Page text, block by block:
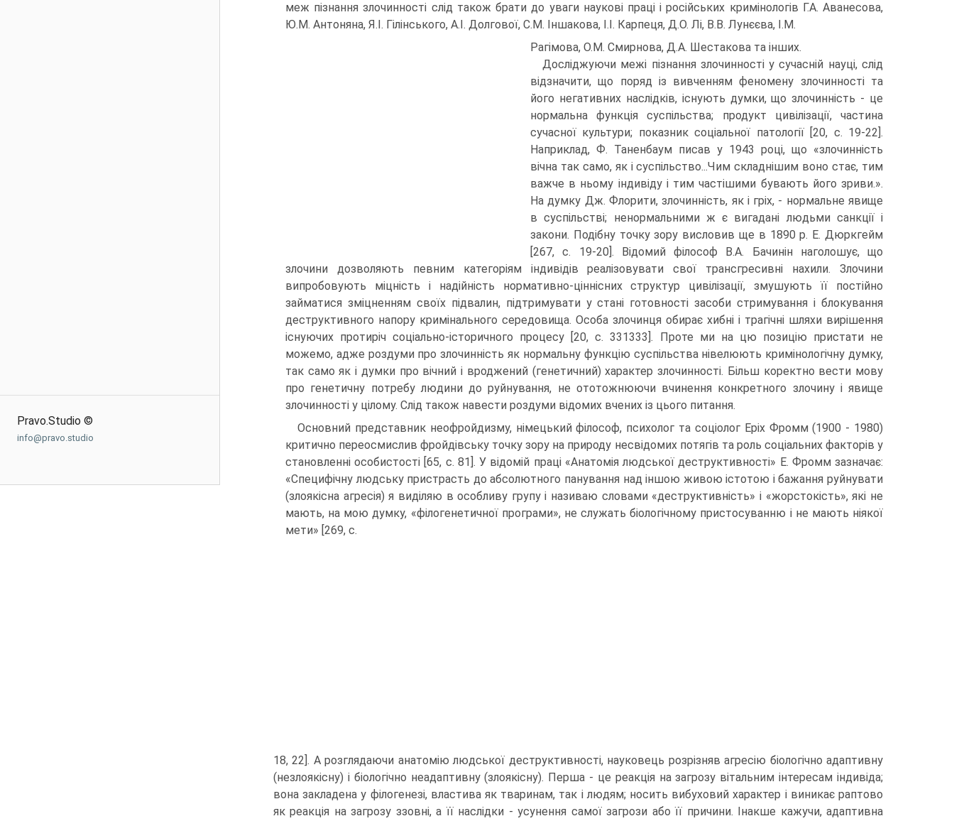
Pravo.Studio ©
info@pravo.studio
меж пізнання злочинності слід також брати до уваги наукові праці і російських кримінологів Г.А. Аванесова,
Ю.М. Антоняна, Я.І. Гілінського, А.І. Долгової, С.М. Іншакова, І.І. Карпеця, Д.О. Лі, В.В. Лунєєва, І.М.
Рагімова, О.М. Смирнова, Д.А. Шестакова та інших.
Досліджуючи межі пізнання злочинності у сучасній науці, слід
відзначити, що поряд із вивченням феномену злочинності та
його негативних наслідків, існують думки, що злочинність - це
нормальна функція суспільства; продукт цивілізації, частина
сучасної культури; показник соціальної патології [20, с. 19-22].
Наприклад, Ф. Таненбаум писав у 1943 році, що «злочинність
вічна так само, як і суспільство...Чим складнішим воно стає, тим
важче в ньому індивіду і тим частішими бувають його зриви.».
На думку Дж. Флорити, злочинність, як і гріх, - нормальне явище
в суспільстві; ненормальними ж є вигадані людьми санкції і
закони. Подібну точку зору висловив ще в 1890 р. Е. Дюркгейм
[267, с. 19-20]. Відомий філософ В.А. Бачинін наголошує, що
злочини дозволяють певним категоріям індивідів реалізовувати свої трансгресивні нахили. Злочини
випробовують міцність і надійність нормативно-ціннісних структур цивілізації, змушують її постійно
займатися зміцненням своїх підвалин, підтримувати у стані готовності засоби стримування і блокування
деструктивного напору кримінального середовища. Особа злочинця обирає хибні і трагічні шляхи вирішення
існуючих протиріч соціально-історичного процесу [20, с. 331333]. Проте ми на цю позицію пристати не
можемо, адже роздуми про злочинність як нормальну функцію суспільства нівелюють кримінологічну думку,
так само як і думки про вічний і вроджений (генетичний) характер злочинності. Більш коректно вести мову
про генетичну потребу людини до руйнування, не ототожнюючи вчинення конкретного злочину і явище
злочинності у цілому. Слід також навести роздуми відомих вчених із цього питання.
Основний представник неофройдизму, німецький філософ, психолог та соціолог Еріх Фромм (1900 - 1980)
критично переосмислив фройдівську точку зору на природу несвідомих потягів та роль соціальних факторів у
становленні особистості [65, с. 81]. У відомій праці «Анатомія людської деструктивності» Е. Фромм зазначає:
«Специфічну людську пристрасть до абсолютного панування над іншою живою істотою і бажання руйнувати
(злоякісна агресія) я виділяю в особливу групу і називаю словами «деструктивність» і «жорстокість», які не
мають, на мою думку, «філогенетичної програми», не служать біологічному пристосуванню і не мають ніякої
мети» [269, с.
18, 22]. А розглядаючи анатомію людської деструктивності, науковець розрізняв агресію біологічно адаптивну
(незлоякісну) і біологічно неадаптивну (злоякісну). Перша - це реакція на загрозу вітальним інтересам індивіда;
вона закладена у філогенезі, властива як тваринам, так і людям; носить вибуховий характер і виникає раптово
як реакція на загрозу ззовні, а її наслідки - усунення самої загрози або її причини. Інакше кажучи, адаптивна